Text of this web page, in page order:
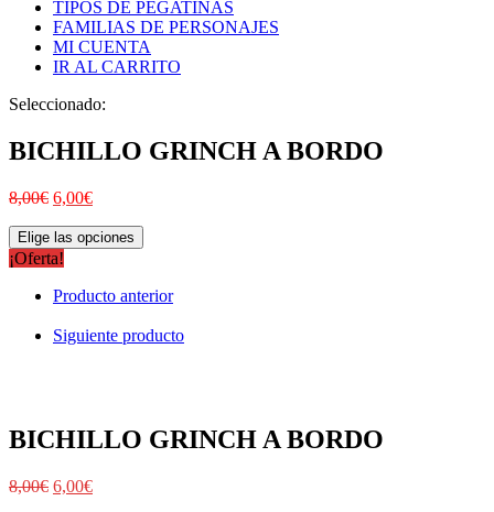
TIPOS DE PEGATINAS
FAMILIAS DE PERSONAJES
MI CUENTA
IR AL CARRITO
Seleccionado:
BICHILLO GRINCH A BORDO
8,00€ 6,00€
Elige las opciones
¡Oferta!
Producto anterior
Siguiente producto
BICHILLO GRINCH A BORDO
8,00€ 6,00€